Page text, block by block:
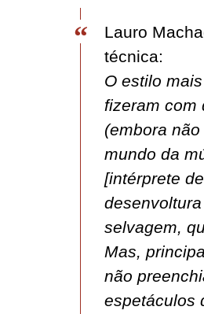
Lauro
técnica:
O estilo
fizeram com
(embora
mundo da
[intérprete
selvagem,
Mas,
não
espetáculos